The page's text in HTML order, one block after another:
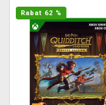
Rabat 62 %